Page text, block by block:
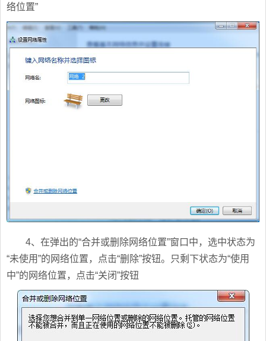
络位置”
4、在弹出的“合并或删除网络位置”窗口中，选中状态为
“未使用”的网络位置，点击“删除”按钮。只剩下状态为“使用
中”的网络位置，点击“关闭”按钮